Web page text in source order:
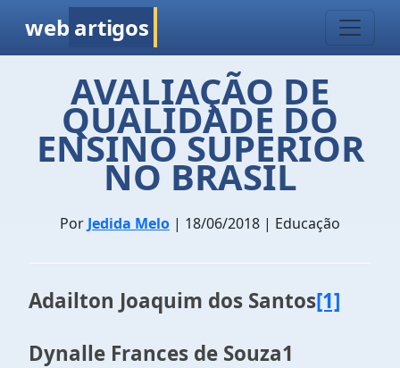
web artigos
AVALIAÇÃO DE
QUALIDADE DO
ENSINO SUPERIOR
NO BRASIL
Por Jedida Melo | 18/06/2018 | Educação
Adailton Joaquim dos Santos[1]
Dynalle Frances de Souza1